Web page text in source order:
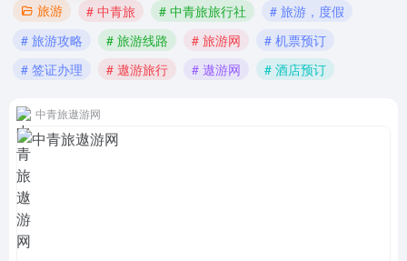
旅游 # 中青旅 # 中青旅旅行社
# 旅游，度假
# 旅游攻略
# 旅游线路 # 旅游网
# 机票预订
# 签证办理
# 遨游旅行 # 遨游网 # 酒店预订
中青旅遨游网